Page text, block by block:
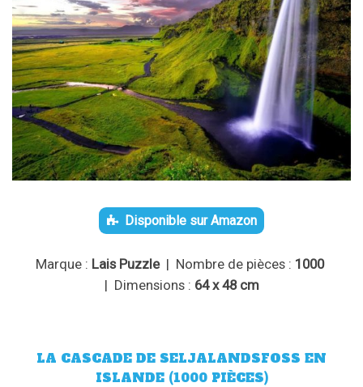
Disponible sur Amazon
Marque : Lais Puzzle| Nombre de pièces : 1000
| Dimensions : 64 x 48 cm
LA CASCADE DE SELJALANDSFOSS EN
ISLANDE (1000 PIÈCES)